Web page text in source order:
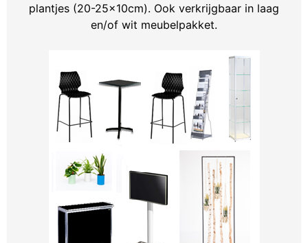
plantjes (20-25x10cm). Ook verkrijgbaar in laag
en/of wit meubelpakket.